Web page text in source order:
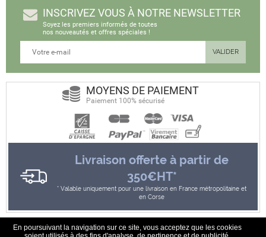
INSCRIVEZ VOUS À NOTRE NEWSLETTER
Soyez les premiers informés de toutes
nos nouveautés et offres spéciales !
MOYENS DE PAIEMENT
Paiement 100% sécurisé
Livraison offerte à partir de
350€HT*
Valable uniquement pour une livraison en France métropolitaine et
en Corse
En poursuivant la navigation sur ce site, vous acceptez que les cookies